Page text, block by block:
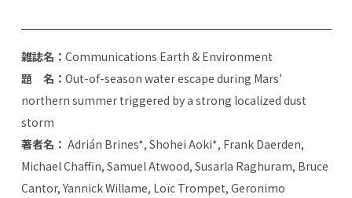
雑誌名： Communications Earth & Environment
題 名： Out-of-season water escape during Mars’
northern summer triggered by a strong localized dust
storm
著者名： Adrián Brines*, Shohei Aoki*, Frank Daerden,
Michael Chaffin, Samuel Atwood, Susarla Raghuram, Bruce
Cantor, Yannick Willame, Loïc Trompet, Geronimo